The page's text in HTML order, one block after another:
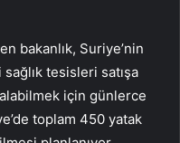
bakanlık, Suriye’nin
tesisleri satışa
için günlerce
toplam 450 yatak